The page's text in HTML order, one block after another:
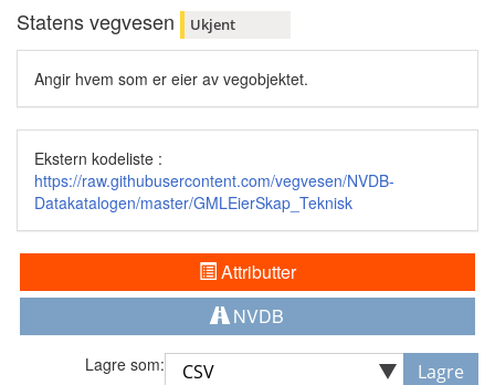
Statens vegvesen Ukjent
Angir hvem som er eier av vegobjektet.
Ekstern kodeliste :
https://raw.githubusercontent.com/vegvesen/NVDB-
Datakatalogen/master/GMLEierSkap_Teknisk
Attributter
NVDB
Lagre som: Lagre